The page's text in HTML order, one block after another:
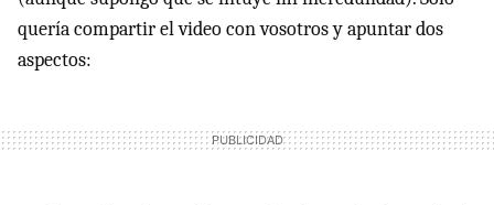
quería compartir el video con vosotros y apuntar dos
aspectos: